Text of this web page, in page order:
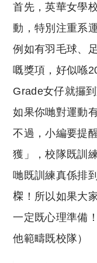
首先，英華女學
動，特別注重系
例如有羽毛球、
嘅獎項，好似喺
Grade女仔就攞
如果你哋對運動
不過，小編要提
獲」，校隊既訓
哋既訓練真係排
𣕧！所以如果大
一定既心理準備
他範疇既校隊）